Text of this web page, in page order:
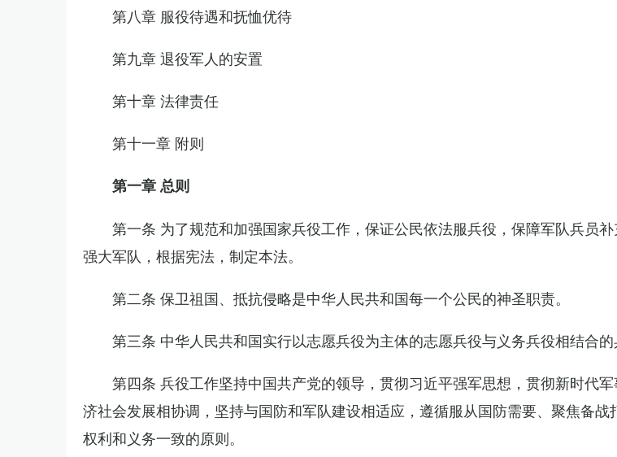
第八章 服役待遇和抚恤优待
第九章 退役军人的安置
第十章 法律责任
第十一章 附则
第一章 总则
第一条 为了规范和加强国家兵役工作，保证公民依法服兵役，保障军队兵员
强大军队，根据宪法，制定本法。
第二条 保卫祖国、抵抗侵略是中华人民共和国每一个公民的神圣职责。
第三条 中华人民共和国实行以志愿兵役为主体的志愿兵役与义务兵役相结合的
第四条 兵役工作坚持中国共产党的领导，贯彻习近平强军思想，贯彻新时代
济社会发展相协调，坚持与国防和军队建设相适应，遵循服从国防需要、聚焦备
权利和义务一致的原则。